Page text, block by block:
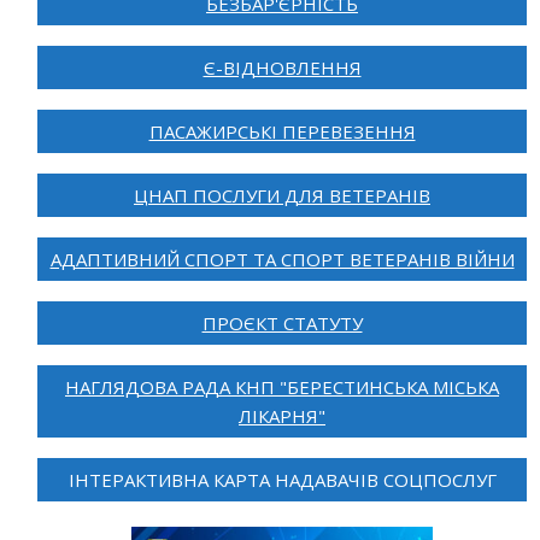
Є-ВІДНОВЛЕННЯ
ПАСАЖИРСЬКІ ПЕРЕВЕЗЕННЯ
ЦНАП ПОСЛУГИ ДЛЯ ВЕТЕРАНІВ
АДАПТИВНИЙ СПОРТ ТА СПОРТ ВЕТЕРАНІВ ВІЙНИ
ПРОЄКТ СТАТУТУ
НАГЛЯДОВА РАДА КНП "БЕРЕСТИНСЬКА МІСЬКА
ЛІКАРНЯ"
ІНТЕРАКТИВНА КАРТА НАДАВАЧІВ СОЦПОСЛУГ